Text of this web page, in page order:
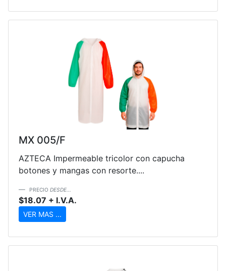
MX 005/F
AZTECA Impermeable tricolor con capucha
botones y mangas con resorte....
PRECIO DESDE...
$18.07 + I.V.A.
VER MAS ...